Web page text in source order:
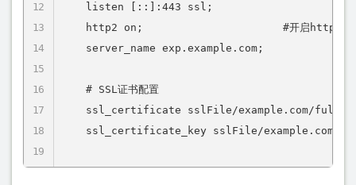
    listen [::]:443 ssl;
http2 on;                      #开启http2支
    server_name exp.example.com;
    # SSL证书配置
ssl_certificate sslFile/example.com/
ssl_certificate_key sslFile/example.com/